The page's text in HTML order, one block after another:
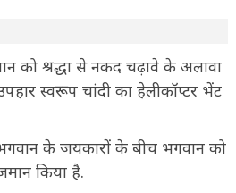
को श्रद्धा से नकद चढ़ावे के अलावा
स्वरूप चांदी का हेलीकॉप्टर भेंट
भगवान के जयकारों के बीच भगवान को
किया है.